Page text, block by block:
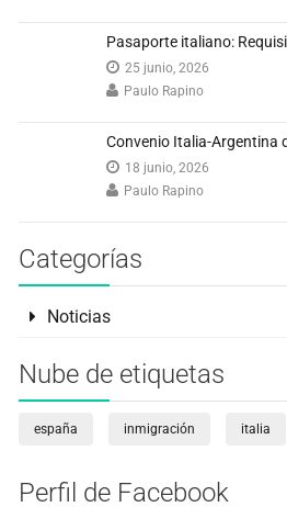
Pasaporte italiano:
25 junio, 2026
Paulo Rapino
Convenio Italia-Argentina
18 junio, 2026
Paulo Rapino
Categorías
Noticias
Nube de etiquetas
españa inmigración italia
Perfil de Facebook